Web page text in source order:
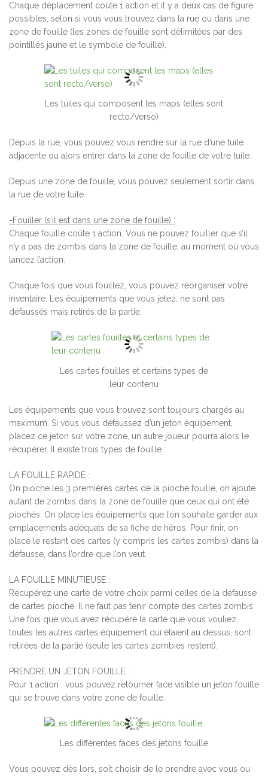
Chaque déplacement coûte 1 action et il y a deux cas de figure
possibles, selon si vous vous trouvez dans la rue ou dans une
zone de fouille (les zones de fouille sont délimitées par des
pointillés jaune et le symbole de fouille).
Les tuiles qui composent les maps (elles sont
recto/verso)
Depuis la rue, vous pouvez vous rendre sur la rue d’une tuile
adjacente ou alors entrer dans la zone de fouille de votre tuile.
Depuis une zone de fouille, vous pouvez seulement sortir dans
la rue de votre tuile.
-Fouiller (s’il est dans une zone de fouille) :
Chaque fouille coûte 1 action. Vous ne pouvez fouiller que s’il
n’y a pas de zombis dans la zone de fouille, au moment où vous
lancez l’action.
Chaque fois que vous fouillez, vous pouvez réorganiser votre
inventaire. Les équipements que vous jetez, ne sont pas
défaussés mais retirés de la partie.
Les cartes fouilles et certains types de
leur contenu
Les équipements que vous trouvez sont toujours chargés au
maximum. Si vous vous défaussez d’un jeton équipement,
placez ce jeton sur votre zone, un autre joueur pourra alors le
récupérer. Il existe trois types de fouille :
LA FOUILLE RAPIDE :
On pioche les 3 premières cartes de la pioche fouille, on ajoute
autant de zombis dans la zone de fouille que ceux qui ont été
piochés. On place les équipements que l’on souhaite garder aux
emplacements adéquats de sa fiche de héros. Pour finir, on
place le restant des cartes (y compris les cartes zombis) dans la
défausse, dans l’ordre que l’on veut.
LA FOUILLE MINUTIEUSE :
Récupérez une carte de votre choix parmi celles de la défausse
de cartes pioche. Il ne faut pas tenir compte des cartes zombis.
Une fois que vous avez récupéré la carte que vous vouliez,
toutes les autres cartes équipement qui étaient au dessus, sont
retirées de la partie (seule les cartes zombies restent).
PRENDRE UN JETON FOUILLE :
Pour 1 action , vous pouvez retourner face visible un jeton fouille
qui se trouve dans votre zone de fouille.
Les différentes faces des jetons fouille
Vous pouvez dès lors, soit choisir de le prendre avec vous ou